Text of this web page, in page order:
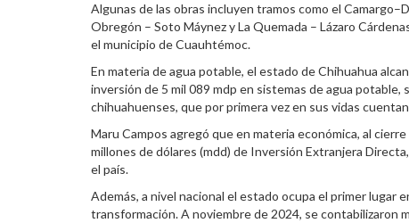
Algunas de las obras incluyen tramos como el
Obregón – Soto Máynez y La Quemada – Lázaro
el municipio de Cuauhtémoc.
En materia de agua potable, el estado de Chihuahua
inversión de 5 mil 089 mdp en sistemas de agua
chihuahuenses, que por primera vez en sus vidas
Maru Campos agregó que en materia económica, al
millones de dólares (mdd) de Inversión Extranjera
el país.
Además, a nivel nacional el estado ocupa el primer lugar
transformación. A noviembre de 2024, se contabilizaron